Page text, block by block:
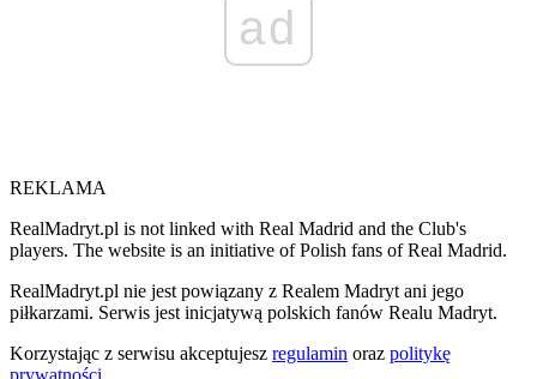
ad
REKLAMA
RealMadryt.pl is not linked with Real Madrid and the Club's
players. The website is an initiative of Polish fans of Real Madrid.
RealMadryt.pl nie jest powiązany z Realem Madryt ani jego
piłkarzami. Serwis jest inicjatywą polskich fanów Realu Madryt.
Korzystając z serwisu akceptujesz regulamin oraz politykę